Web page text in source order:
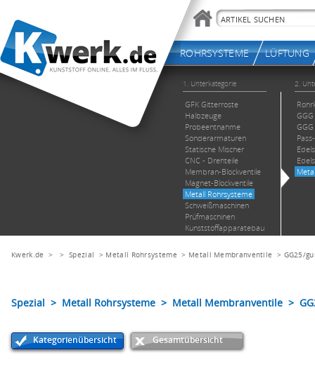
Kwerk.de > >Spezial > Metall Rohrsysteme > Metall Membranventile > GG25/
Spezial > Metall Rohrsysteme > Metall Membranventile >
Kategorienübersicht Gesamtübersicht